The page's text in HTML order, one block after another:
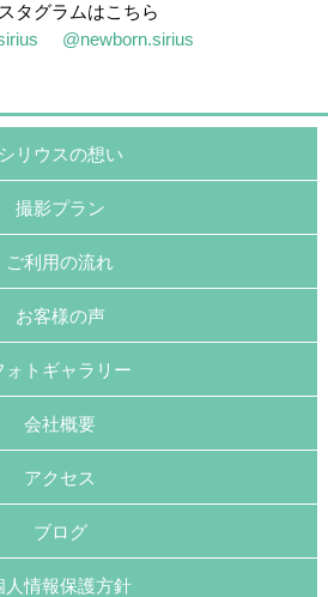
タグラムはこちら
@newborn.sirius
シリウスの想い
撮影プラン
ご利用の流れ
お客様の声
ォトギャラリー
会社概要
アクセス
ブログ
人情報保護方針